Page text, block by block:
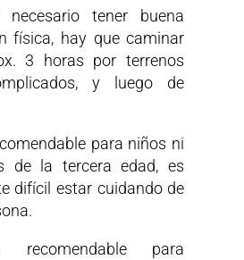
necesario tener buena
física, hay que caminar
3 horas por terrenos
y luego de
para niños ni
de la tercera edad, es
difícil estar cuidando de
para